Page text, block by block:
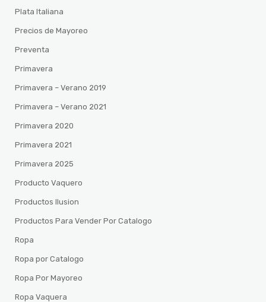
Plata Italiana
Precios de Mayoreo
Preventa
Primavera
Primavera – Verano 2019
Primavera – Verano 2021
Primavera 2020
Primavera 2021
Primavera 2025
Producto Vaquero
Productos Ilusion
Productos Para Vender Por Catalogo
Ropa
Ropa por Catalogo
Ropa Por Mayoreo
Ropa Vaquera